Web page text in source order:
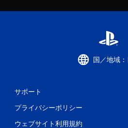
国／地域
サポート
プライバシーポリシー
ウェブサイト利用規約